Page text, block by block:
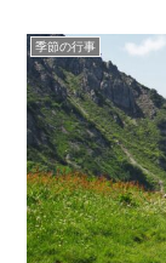
季節の行事